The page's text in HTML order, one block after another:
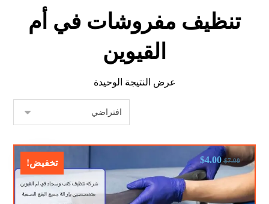
تنظيف مفروشات في أم
القيوين
عرض النتيجة الوحيدة
تخفيض! $7.00
$4.00